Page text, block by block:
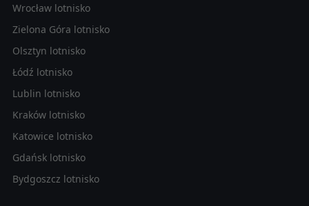
Wrocław lotnisko
Zielona Góra lotnisko
Olsztyn lotnisko
Łódź lotnisko
Lublin lotnisko
Kraków lotnisko
Katowice lotnisko
Gdańsk lotnisko
Bydgoszcz lotnisko